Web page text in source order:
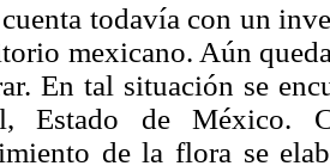
todavía con un
mexicano. Aún
En tal situación se
Estado de México.
de la flora se